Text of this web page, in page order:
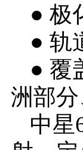
● 极
● 轨
● 覆
洲部
中星